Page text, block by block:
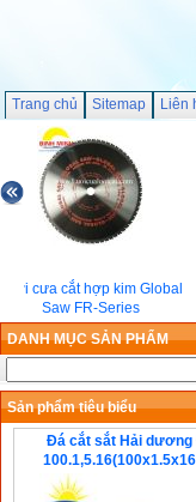
Trang chủ Sitemap Liên
cưa cắt hợp kim Global
Saw FR-Series
DANH MỤC SẢN PHẨM
Sản phẩm tiêu biểu
Đá cắt sắt Hải dương